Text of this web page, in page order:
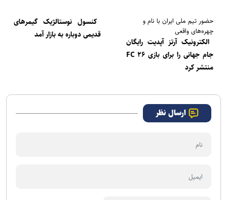
حضور تیم ملی ایران با نام و
چهره‌های واقعی
الکترونیک آرتز آپدیت رایگان
جام جهانی را برای بازی FC ۲۶
منتشر کرد
کنسول نوستالژیک گیمرهای
قدیمی دوباره به بازار آمد
ارسال نظر